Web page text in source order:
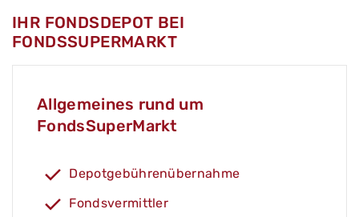
IHR FONDSDEPOT BEI
FONDSSUPERMARKT
Allgemeines rund um
FondsSuperMarkt
Depotgebührenübernahme
Fondsvermittler